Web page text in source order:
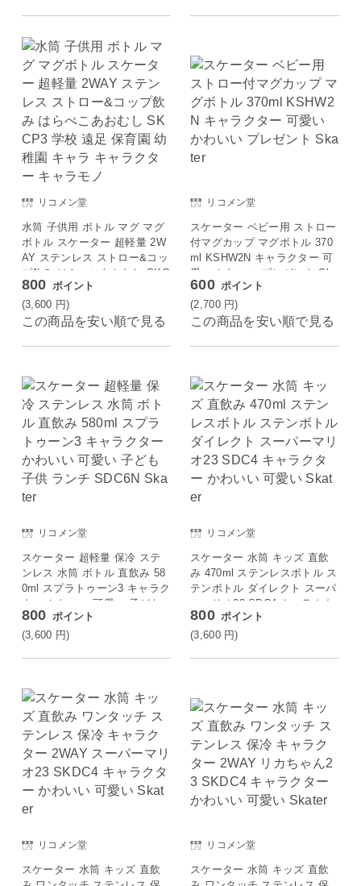
リコメン堂
水筒 子供用 ボトル マグ マグ
ボトル スケーター 超軽量 2W
AY ステンレス ストロー&コッ
プ飲み はらぺこあおむし SKC
P3 学校 遠足 保育園 幼稚園 キ
ャラ キャラクター キャラモノ
800 ポイント
(3,600 円)
この商品を安い順で見る
リコメン堂
スケーター ベビー用 ストロー
付マグカップ マグボトル 370
ml KSHW2N キャラクター 可
愛い かわいい プレゼント Ska
ter
600 ポイント
(2,700 円)
この商品を安い順で見る
リコメン堂
スケーター 超軽量 保冷 ステ
ンレス 水筒 ボトル 直飲み 58
0ml スプラトゥーン3 キャラク
ター かわいい 可愛い 子ども
子供 ランチ SDC6N Skater
800 ポイント
(3,600 円)
リコメン堂
スケーター 水筒 キッズ 直飲
み 470ml ステンレスボトル ス
テンボトル ダイレクト スーパ
ーマリオ23 SDC4 キャラクタ
ー かわいい 可愛い Skater
800 ポイント
(3,600 円)
リコメン堂
スケーター 水筒 キッズ 直飲
リコメン堂
スケーター 水筒 キッズ 直飲